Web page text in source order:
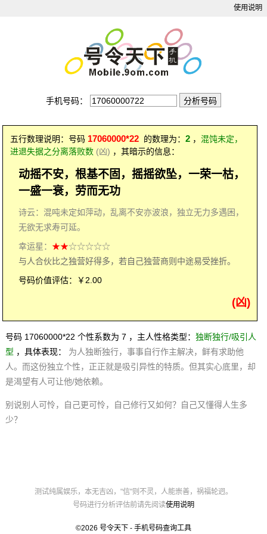
使用说明
手机号码：
五行数理说明：号码 17060000*22的数理为： 2， 混饨未定，
进退失据之分离落败数 (凶) ，其暗示的信息：
动摇不安，根基不固，摇摇欲坠，一荣一枯，
一盛一衰，劳而无功
诗云：混吨未定如萍动，乱离不安亦波浪，独立无力多遇困，
无欲无求寿可延。
幸运星： ★★☆☆☆☆☆
与人合伙比之独营好得多，若自己独营商则中途易受挫折。
号码价值评估：￥2.00
(凶)
号码 17060000*22 个性系数为 7 ，主人性格类型： 独断独行/吸引人
型 ，具体表现： 为人独断独行，事事自行作主解决，鲜有求助他
人。而这份独立个性，正正就是吸引异性的特质。但其实心底里，却
是渴望有人可让他/她依赖。
别说别人可怜，自己更可怜，自己修行又如何？自己又懂得人生多
少？
测试纯属娱乐，本无吉凶，"信"则不灵，人能崇善，祸福轮迥。
号码进行分析评估前请先阅读使用说明
©2026 号令天下 - 手机号码查询工具